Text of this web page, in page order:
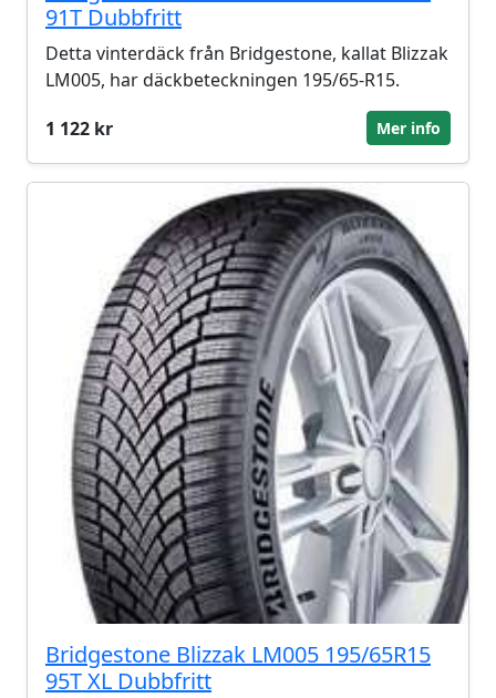
91T Dubbfritt
Detta vinterdäck från Bridgestone, kallat Blizzak
LM005, har däckbeteckningen 195/65-R15.
1 122 kr
Mer info
Bridgestone Blizzak LM005 195/65R15
95T XL Dubbfritt